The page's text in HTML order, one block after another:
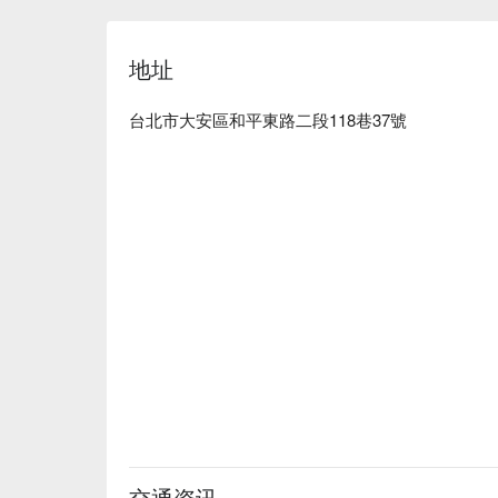
人均消費：店內低消為一人 1 杯飲品 or 1 份餐點
殊節日、慶生
【熱美式咖啡】純淨咖啡香，回味無窮
【冰水果茶】清爽水果香，解渴怡人
地址
台北市大安區和平東路二段118巷37號